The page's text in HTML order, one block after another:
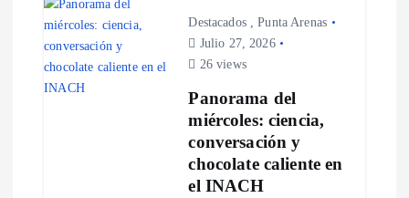
d
a
Destacados,Punta Arenas
Julio 27, 2026
26 views
Panorama del
miércoles: ciencia,
conversación y
chocolate caliente en
el INACH